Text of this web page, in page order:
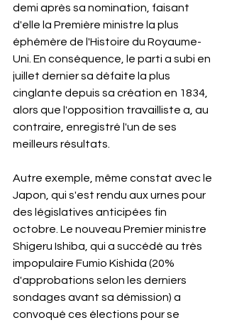
demi après sa nomination, faisant
d'elle la Première ministre la plus
éphémère de l'Histoire du Royaume-
Uni. En conséquence, le parti a subi en
juillet dernier sa défaite la plus
cinglante depuis sa création en 1834,
alors que l'opposition travailliste a, au
contraire, enregistré l'un de ses
meilleurs résultats.
Autre exemple, même constat avec le
Japon, qui s'est rendu aux urnes pour
des législatives anticipées fin
octobre. Le nouveau Premier ministre
Shigeru Ishiba, qui a succédé au très
impopulaire Fumio Kishida (20%
d'approbations selon les derniers
sondages avant sa démission) a
convoqué ces élections pour se